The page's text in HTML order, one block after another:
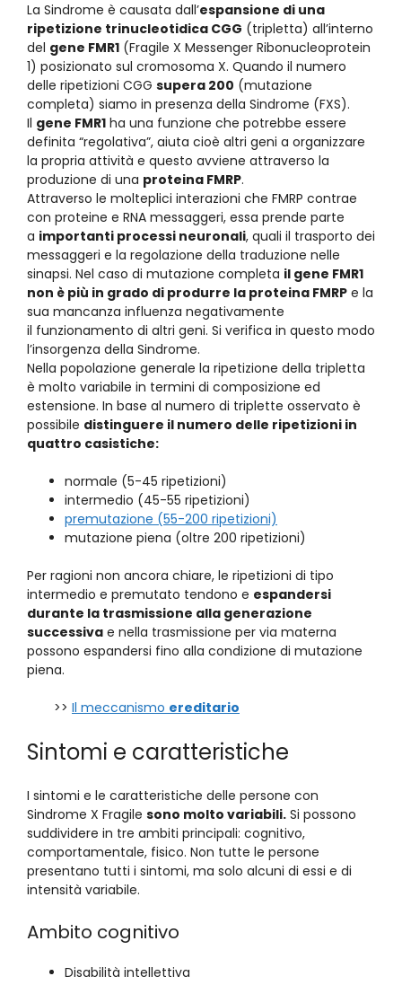
La Sindrome è causata dall’espansione di una
ripetizione trinucleotidica CGG (tripletta) all’interno
del gene FMR1 (Fragile X Messenger Ribonucleoprotein
1) posizionato sul cromosoma X. Quando il numero
delle ripetizioni CGG supera 200 (mutazione
completa) siamo in presenza della Sindrome (FXS).
Il gene FMR1 ha una funzione che potrebbe essere
definita “regolativa”, aiuta cioè altri geni a organizzare
la propria attività e questo avviene attraverso la
produzione di una proteina FMRP.
Attraverso le molteplici interazioni che FMRP contrae
con proteine e RNA messaggeri, essa prende parte
a importanti processi neuronali, quali il trasporto dei
messaggeri e la regolazione della traduzione nelle
sinapsi. Nel caso di mutazione completa il gene FMR1
non è più in grado di produrre la proteina FMRP e la
sua mancanza influenza negativamente
il funzionamento di altri geni. Si verifica in questo modo
l’insorgenza della Sindrome.
Nella popolazione generale la ripetizione della tripletta
è molto variabile in termini di composizione ed
estensione. In base al numero di triplette osservato è
possibile distinguere il numero delle ripetizioni in
quattro casistiche:
normale (5-45 ripetizioni)
intermedio (45-55 ripetizioni)
premutazione (55-200 ripetizioni)
mutazione piena (oltre 200 ripetizioni)
Per ragioni non ancora chiare, le ripetizioni di tipo
intermedio e premutato tendono e espandersi
durante la trasmissione alla generazione
successiva e nella trasmissione per via materna
possono espandersi fino alla condizione di mutazione
piena.
>> Il meccanismo ereditario
Sintomi e caratteristiche
I sintomi e le caratteristiche delle persone con
Sindrome X Fragile sono molto variabili. Si possono
suddividere in tre ambiti principali: cognitivo,
comportamentale, fisico. Non tutte le persone
presentano tutti i sintomi, ma solo alcuni di essi e di
intensità variabile.
Ambito cognitivo
Disabilità intellettiva